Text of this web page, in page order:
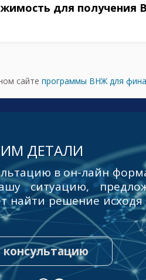
для получения
сайте программы ВНЖ для
ДЕТАЛИ
в он-лайн
ситуацию,
найти решение
консультацию